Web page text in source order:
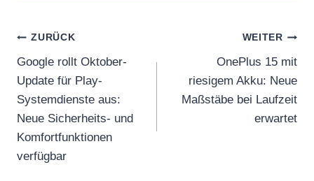
Beitragsnavigation
ZURÜCK
Google rollt Oktober-
Update für Play-
Systemdienste aus:
Neue Sicherheits- und
Komfortfunktionen
verfügbar
WEITER
OnePlus 15 mit
riesigem Akku: Neue
Maßstäbe bei Laufzeit
erwartet